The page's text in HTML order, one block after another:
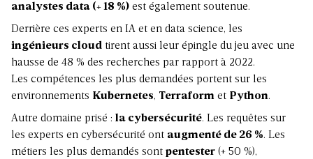
analystes data (+ 18 %) est également soutenue.
Derrière ces experts en IA et en data science, les
ingénieurs cloud tirent aussi leur épingle du jeu avec une
hausse de 48 % des recherches par rapport à 2022.
Les compétences les plus demandées portent sur les
environnements Kubernetes, Terraform et Python.
Autre domaine prisé : la cybersécurité. Les requêtes sur
les experts en cybersécurité ont augmenté de 26 %. Les
métiers les plus demandés sont pentester (+ 50 %),